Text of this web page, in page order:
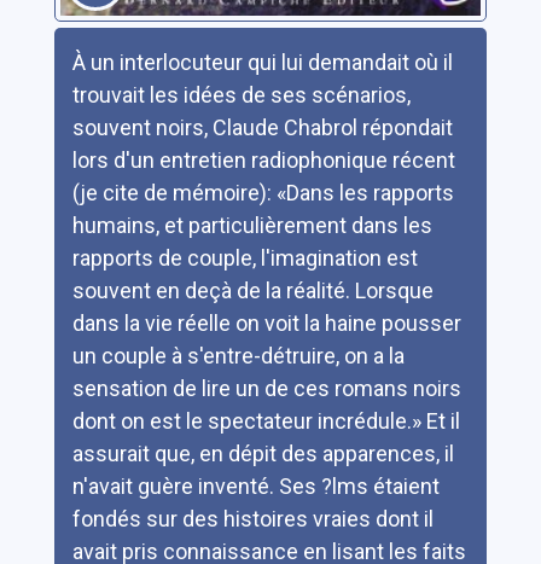
À un interlocuteur qui lui demandait où il
trouvait les idées de ses scénarios,
souvent noirs, Claude Chabrol répondait
lors d'un entretien radiophonique récent
(je cite de mémoire): «Dans les rapports
humains, et particulièrement dans les
rapports de couple, l'imagination est
souvent en deçà de la réalité. Lorsque
dans la vie réelle on voit la haine pousser
un couple à s'entre-détruire, on a la
sensation de lire un de ces romans noirs
dont on est le spectateur incrédule.» Et il
assurait que, en dépit des apparences, il
n'avait guère inventé. Ses ?lms étaient
fondés sur des histoires vraies dont il
avait pris connaissance en lisant les faits